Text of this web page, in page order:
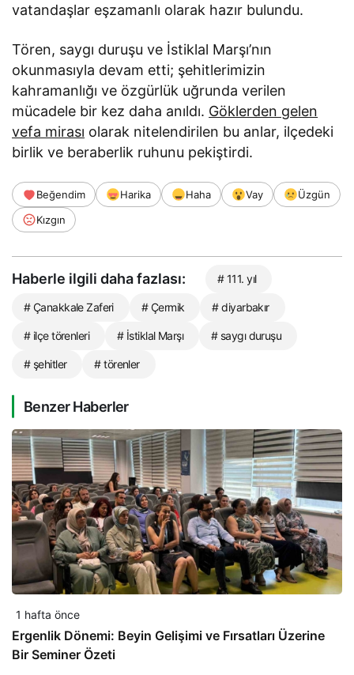
vatandaşlar eşzamanlı olarak hazır bulundu.
Tören, saygı duruşu ve İstiklal Marşı’nın
okunmasıyla devam etti; şehitlerimizin
kahramanlığı ve özgürlük uğrunda verilen
mücadele bir kez daha anıldı. Göklerden gelen
vefa mirası olarak nitelendirilen bu anlar, ilçedeki
birlik ve beraberlik ruhunu pekiştirdi.
Beğendim Harika Haha Vay
Üzgün
Kızgın
Haberle ilgili daha fazlası: # 111. yıl
# Çanakkale Zaferi # Çermik # diyarbakır
# ilçe törenleri # İstiklal Marşı # saygı duruşu
# şehitler # törenler
Benzer Haberler
1 hafta önce
Ergenlik Dönemi: Beyin Gelişimi ve Fırsatları Üzerine
Bir Seminer Özeti